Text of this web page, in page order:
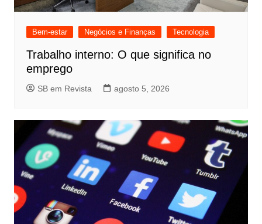
Bem-estar Negócios e Finanças Tecnologia
Trabalho interno: O que significa no
emprego
SB em Revista agosto 5, 2026